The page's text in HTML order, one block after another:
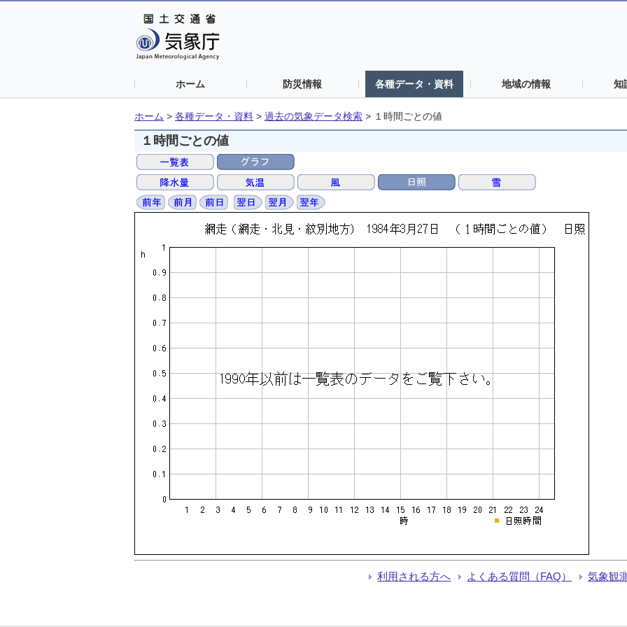
ホーム 防災情報 各種データ・資料 地域の情報 知
ホーム > 各種データ・資料 > 過去の気象データ検索 > １時間ごとの値
１時間ごとの値
利用される方へ よくある質問（FAQ） 気象観